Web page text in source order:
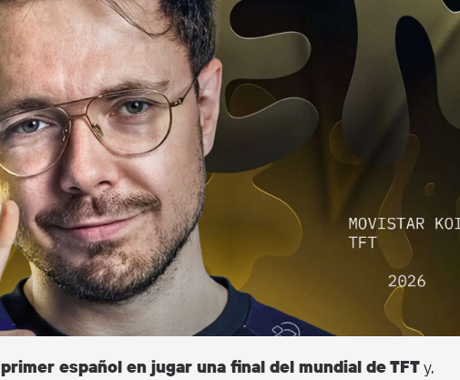
primer español en jugar una final del mundial de TFTy,